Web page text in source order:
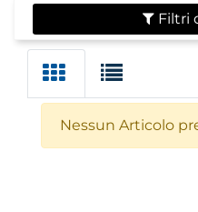
Filtri
Nessun Articolo